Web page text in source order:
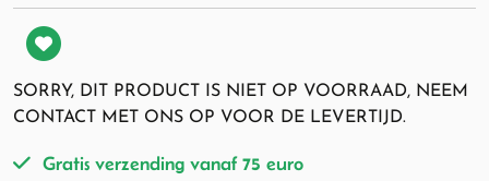
SORRY, DIT PRODUCT IS NIET OP VOORRAAD, NEEM
CONTACT MET ONS OP VOOR DE LEVERTIJD.
Gratis verzending vanaf 75 euro